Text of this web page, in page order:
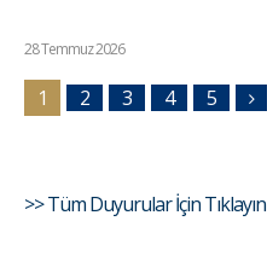
28 Temmuz 2026
1 2 3 4 5
>> Tüm Duyurular İçin Tıklayın